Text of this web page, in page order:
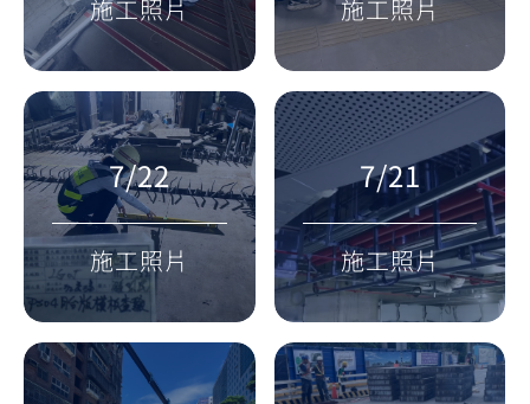
施工照片 施工照片
7/22
施工照片
7/21
施工照片